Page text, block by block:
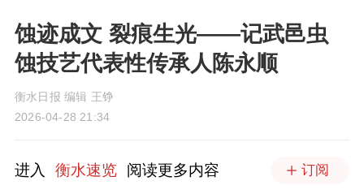
蚀迹成文 裂痕生光——记武邑虫
蚀技艺代表性传承人陈永顺
衡水日报 编辑 王铮
2026-04-28 21:34
进入 衡水速览 阅读更多内容 订阅